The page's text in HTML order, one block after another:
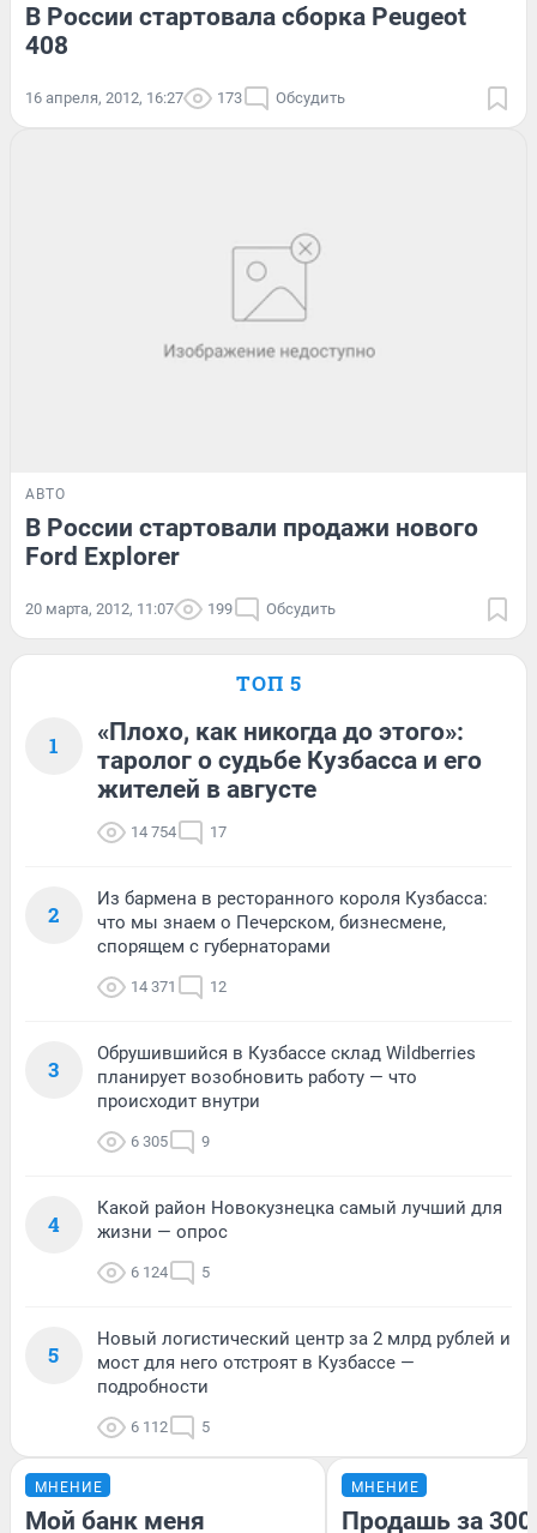
В России стартовала сборка Peugeot
408
16 апреля, 2012, 16:27 173 Обсудить
АВТО
В России стартовали продажи нового
Ford Explorer
20 марта, 2012, 11:07 199 Обсудить
ТОП 5
1
«Плохо, как никогда до этого»:
таролог о судьбе Кузбасса и его
жителей в августе
14 754 17
2
Из бармена в ресторанного короля Кузбасса:
что мы знаем о Печерском, бизнесмене,
спорящем с губернаторами
14 371 12
3
Обрушившийся в Кузбассе склад Wildberries
планирует возобновить работу — что
происходит внутри
6 305 9
4
Какой район Новокузнецка самый лучший для
жизни — опрос
6 124 5
5
Новый логистический центр за 2 млрд рублей и
мост для него отстроят в Кузбассе —
подробности
6 112 5
МНЕНИЕ
Мой банк меня
МНЕНИЕ
Продашь за